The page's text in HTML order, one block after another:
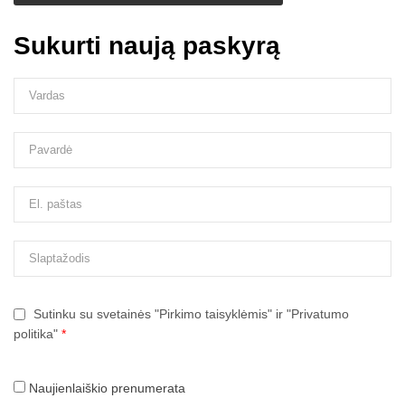
Sukurti naują paskyrą
Sutinku su svetainės "Pirkimo taisyklėmis" ir "Privatumo
politika" *
Naujienlaiškio prenumerata